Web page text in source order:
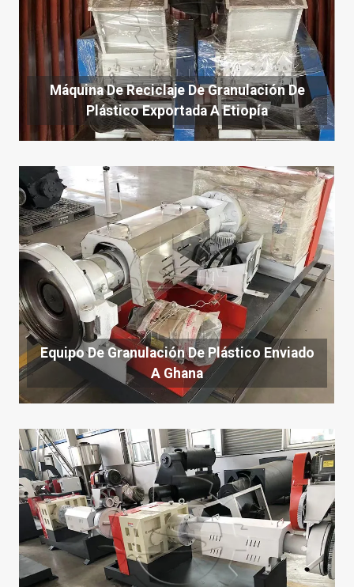
Máquina De Reciclaje De Granulación De
Plástico Exportada A Etiopía
Equipo De Granulación De Plástico Enviado
A Ghana